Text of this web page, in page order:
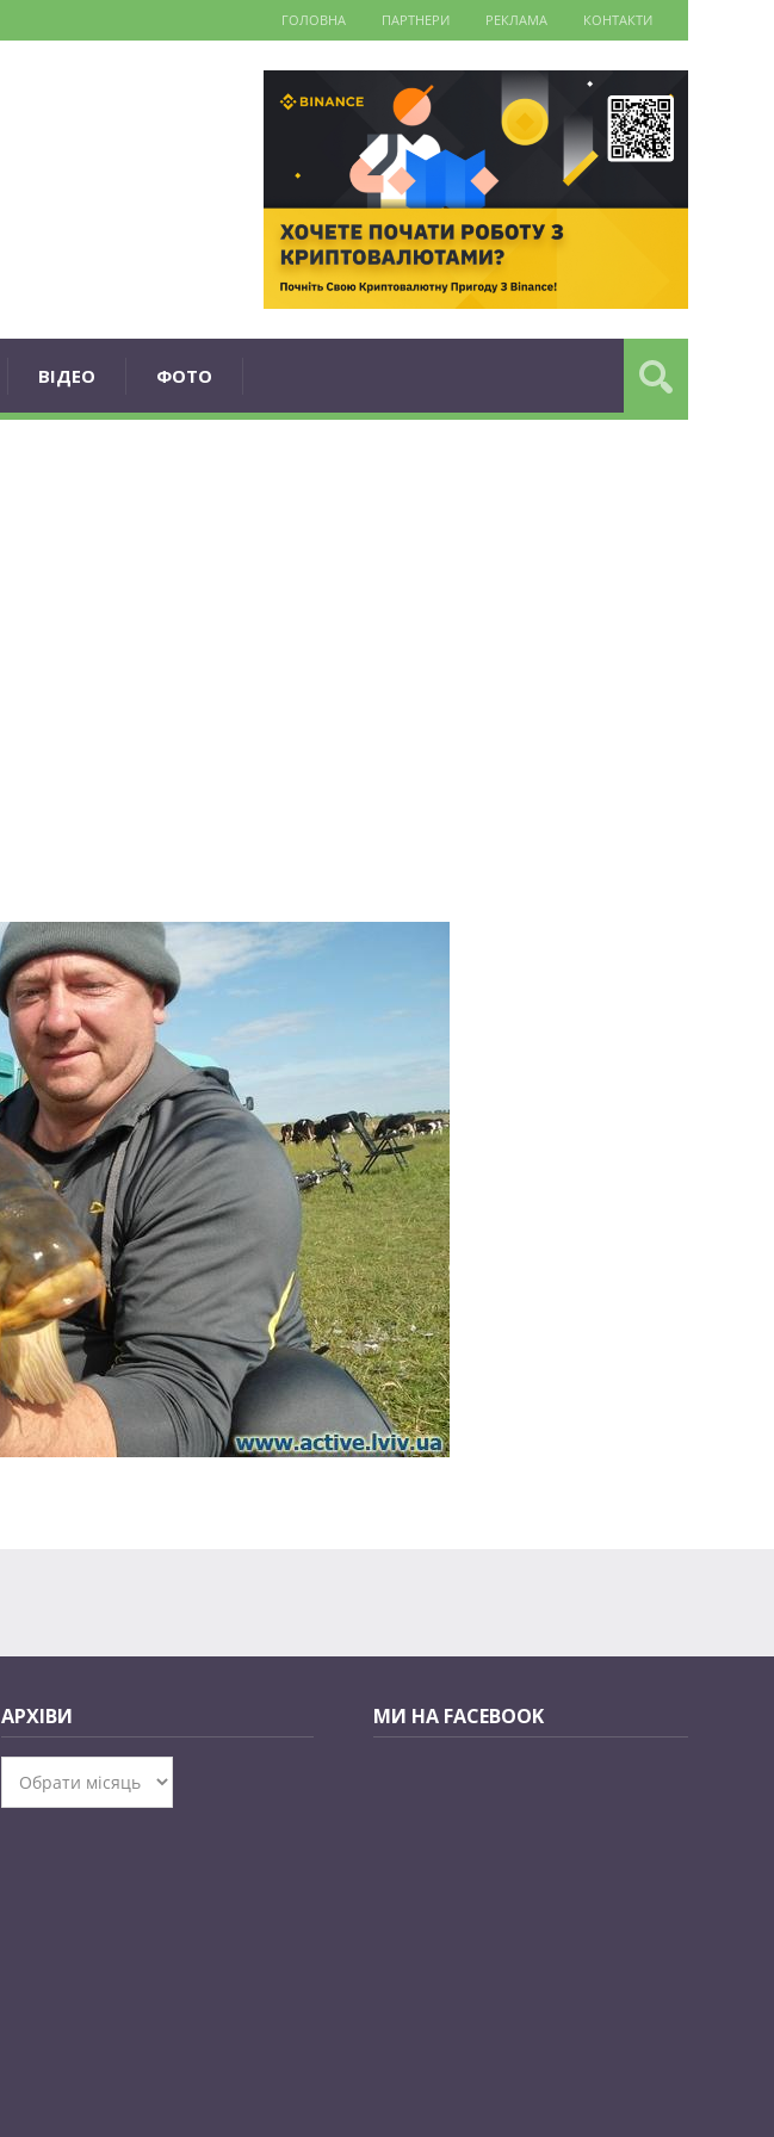
ГОЛОВНА ПАРТНЕРИ РЕКЛАМА КОНТАКТИ
ВІДЕО ФОТО
АРХІВИ МИ НА FACEBOOK